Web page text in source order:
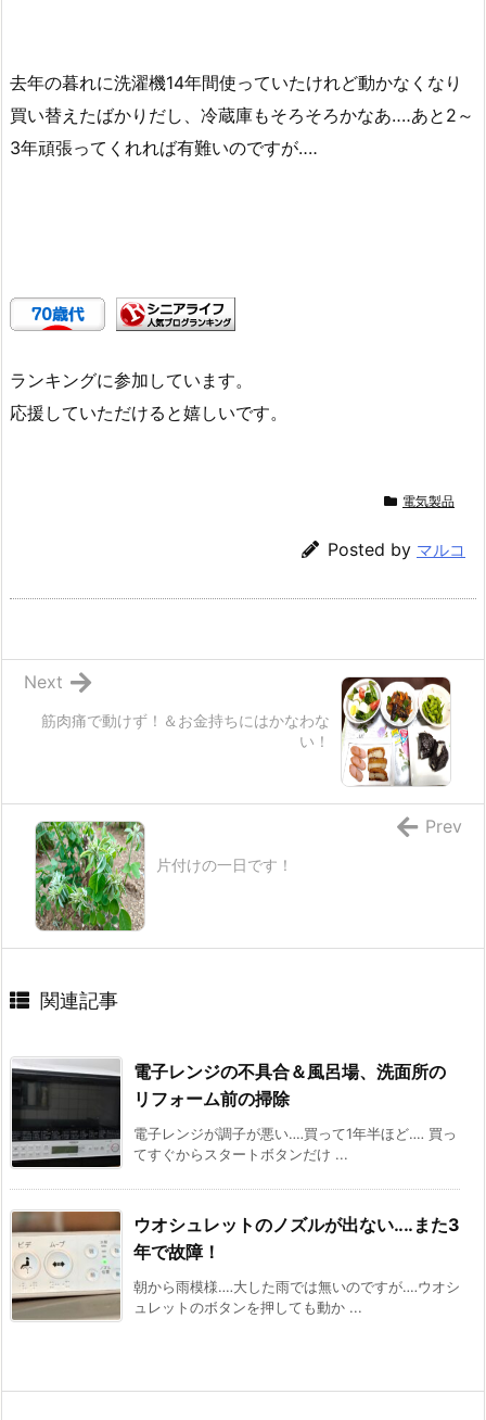
去年の暮れに洗濯機14年間使っていたけれど動かなくなり
買い替えたばかりだし、冷蔵庫もそろそろかなあ‥‥あと2～
3年頑張ってくれれば有難いのですが‥‥
ランキングに参加しています。
応援していただけると嬉しいです。
電気製品
Posted by マルコ
筋肉痛で動けず！＆お金持ちにはかなわな
い！
Next
片付けの一日です！
Prev
関連記事
電子レンジの不具合＆風呂場、洗面所の
リフォーム前の掃除
電子レンジが調子が悪い‥‥買って1年半ほど‥‥ 買っ
てすぐからスタートボタンだけ ...
ウオシュレットのノズルが出ない‥‥また3
年で故障！
朝から雨模様‥‥大した雨では無いのですが‥‥ウオシ
ュレットのボタンを押しても動か ...